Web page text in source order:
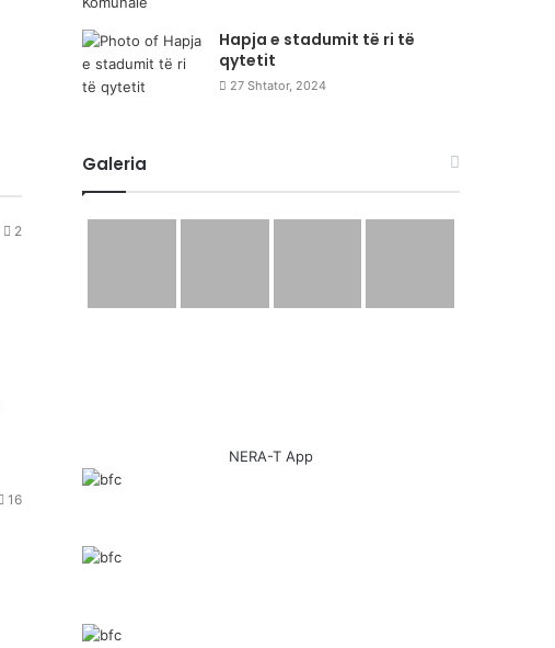
Hapja e stadumit të ri të
qytetit
27 Shtator, 2024
2
16
Galeria
NERA-T App